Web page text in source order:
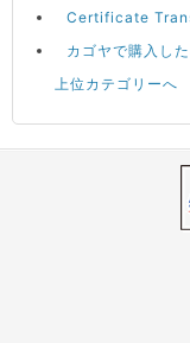
Certificate
カゴヤで購入し
上位カテゴリーへ